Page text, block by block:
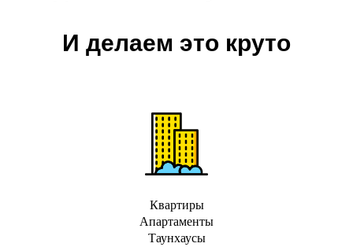
И делаем это круто
Квартиры
Апартаменты
Таунхаусы